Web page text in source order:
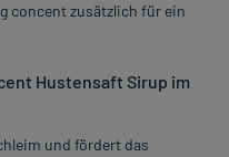
concent zusätzlich für ein
Hustensaft Sirup im
und fördert das